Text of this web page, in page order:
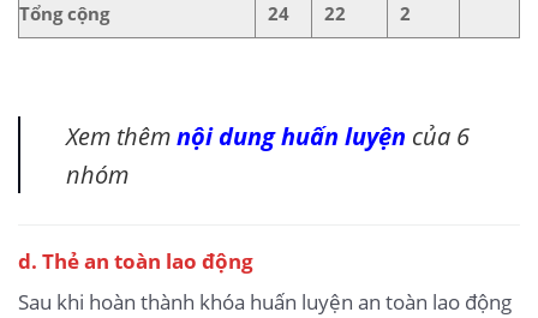
Tổng cộng 24 22 2
Xem thêmnội dung huấn luyện của 6
nhóm
d. Thẻ an toàn lao động
Sau khi hoàn thành khóa huấn luyện an toàn lao động